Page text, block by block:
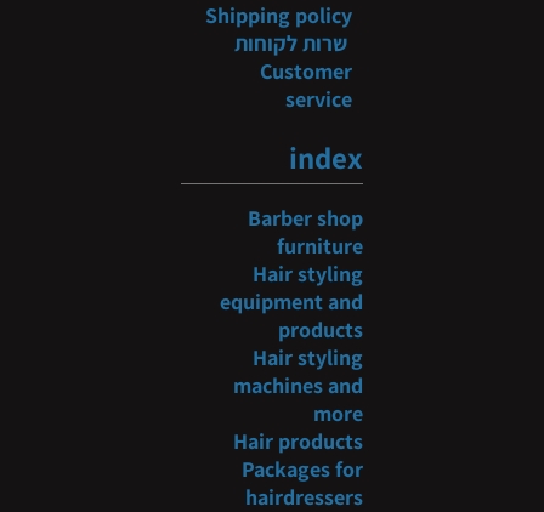
Shipping policy
שרות לקוחות
Customer
service
index
Barber shop
furniture
Hair styling
equipment and
products
Hair styling
machines and
more
Hair products
Packages for
hairdressers